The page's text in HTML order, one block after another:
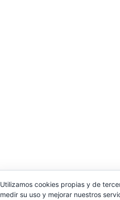
Utilizamos cookies propias y de
medir su uso y mejorar nuestros